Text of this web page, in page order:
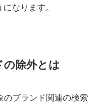
なります。
除外とは
のブランド関連の検索